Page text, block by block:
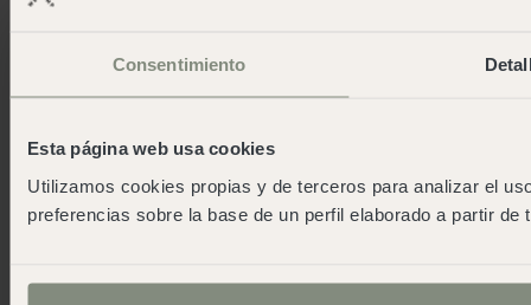
Consentimiento
Esta página web usa cookies
Utilizamos cookies propias y de terceros para analizar el
preferencias sobre la base de un perfil elaborado a partir